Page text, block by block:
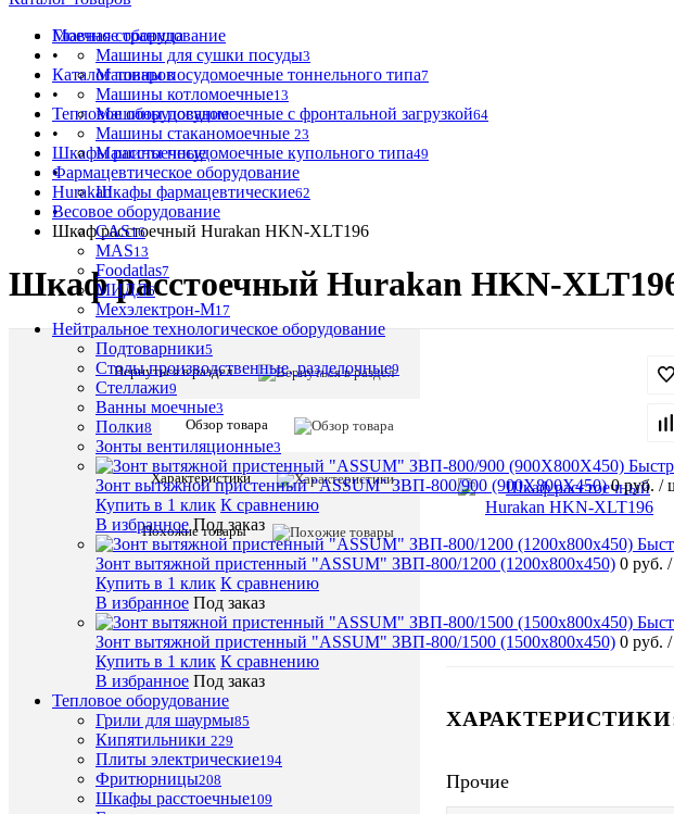
Моечное оборудование
Машины для сушки посуды3
Машины посудомоечные тоннельного типа7
Машины котломоечные13
Машины посудомоечные с фронтальной загрузкой64
Машины стаканомоечные 23
Машины посудомоечные купольного типа49
Фармацевтическое оборудование
Шкафы фармацевтические62
Весовое оборудование
CAS16
MAS13
Foodatlas7
МИДЛ6
Мехэлектрон-М17
Нейтральное технологическое оборудование
Подтоварники5
Столы производственные, разделочные9
Стеллажи9
Ванны моечные3
Полки8
Зонты вентиляционные3
Зонт вытяжной пристенный "ASSUM" ЗВП-800/900 (900Х800Х450) 0 руб. /
Купить в 1 клик К сравнению
В избранное Под заказ
Зонт вытяжной пристенный "ASSUM" ЗВП-800/1200 (1200х800х450) 0 руб.
Купить в 1 клик К сравнению
В избранное Под заказ
Зонт вытяжной пристенный "ASSUM" ЗВП-800/1500 (1500х800х450) 0 руб.
Купить в 1 клик К сравнению
В избранное Под заказ
Тепловое оборудование
Грили для шаурмы85
Кипятильники 229
Плиты электрические194
Фритюрницы208
Шкафы расстоечные109
Главная страница
•
Каталог товаров
•
Тепловое оборудование
•
Шкафы расстоечные
•
Hurakan
•
Шкаф расстоечный Hurakan HKN-XLT196
Шкаф расстоечный Hurakan HKN-
Вернуться в раздел
Обзор товара
Характеристики
Похожие товары
Прочие